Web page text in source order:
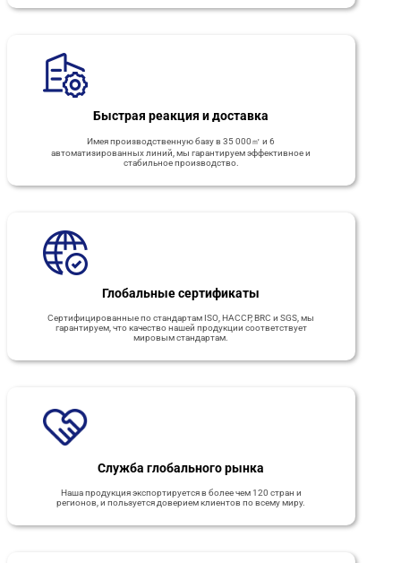
Быстрая реакция и доставка
Имея производственную базу в 35 000㎡ и 6
автоматизированных линий, мы гарантируем эффективное и
стабильное производство.
Глобальные сертификаты
Сертифицированные по стандартам ISO, HACCP, BRC и SGS, мы
гарантируем, что качество нашей продукции соответствует
мировым стандартам.
Служба глобального рынка
Наша продукция экспортируется в более чем 120 стран и
регионов, и пользуется доверием клиентов по всему миру.